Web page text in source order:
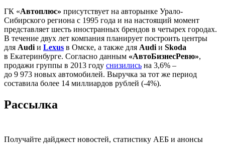
ГК «Автоплюс» присутствует на авторынке Урало-
Сибирского региона с 1995 года и на настоящий момент
представляет шесть иностранных брендов в четырех городах.
В течение двух лет компания планирует построить центры
для Audi и Lexus в Омске, а также для Audi и Skoda
в Екатеринбурге. Согласно данным «АвтоБизнесРевю»,
продажи группы в 2013 году снизились на 3,6% –
до 9 973 новых автомобилей. Выручка за тот же период
составила более 14 миллиардов рублей (-4%).
Рассылка
Получайте дайджест новостей, статистику АЕБ и анонсы